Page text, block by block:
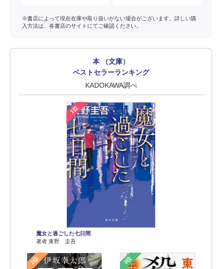
※書店によって現在在庫や取り扱いがない場合がございます。詳しい購
入方法は、各書店のサイトにてご確認ください。
本 （文庫）
ベストセラーランキング
KADOKAWA調べ
1位
魔女と過ごした七日間
著者 東野 圭吾
2位 3位